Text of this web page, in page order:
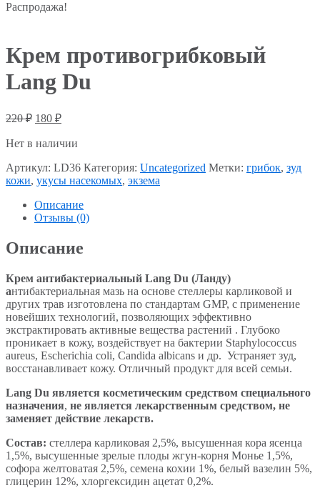
Распродажа!
Крем противогрибковый
Lang Du
220₽ 180 ₽
Нет в наличии
Артикул: LD36 Категория: Uncategorized Метки: грибок, зуд
кожи, укусы насекомых, экзема
Описание
Отзывы (0)
Описание
Крем антибактериальный Lang Du (Ланду)
антибактериальная мазь на основе стеллеры карликовой и
других трав изготовлена по стандартам GMP, с применение
новейших технологий, позволяющих эффективно
экстрактировать активные вещества растений . Глубоко
проникает в кожу, воздействует на бактерии Staphylococcus
aureus, Escherichia coli, Candida albicans и др. Устраняет зуд,
восстанавливает кожу. Отличный продукт для всей семьи.
Lang Du является косметическим средством специального
назначения, не является лекарственным средством, не
заменяет действие лекарств.
Состав: стеллера карликовая 2,5%, высушенная кора ясенца
1,5%, высушенные зрелые плоды жгун-корня Монье 1,5%,
софора желтоватая 2,5%, семена кохии 1%, белый вазелин 5%,
глицерин 12%, хлоргексидин ацетат 0,2%.